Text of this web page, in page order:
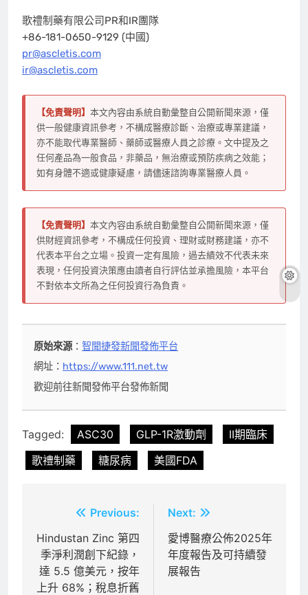
歌禮制藥有限公司PR和IR團隊
+86-181-0650-9129 (中國)
pr@ascletis.com
ir@ascletis.com
【免責聲明】 本文內容由系統自動彙整自公開新聞來源，僅
供一般健康資訊參考，不構成醫療診斷、治療或專業建議，
亦不能取代專業醫師、藥師或醫療人員之診療。文中提及之
任何產品為一般食品，非藥品，無治療或預防疾病之效能；
如有身體不適或健康疑慮，請儘速諮詢專業醫療人員。
【免責聲明】 本文內容由系統自動彙整自公開新聞來源，僅
供財經資訊參考，不構成任何投資、理財或財務建議，亦不
代表本平台之立場。投資一定有風險，過去績效不代表未來
表現，任何投資決策應由讀者自行評估並承擔風險，本平台
不對依本文所為之任何投資行為負責。
原始來源：智聞捷發新聞發佈平台
網址： https://www.111.net.tw
歡迎前往新聞發佈平台發佈新聞
Tagged: ASC30 GLP-1R激動劑
II期臨床
歌禮制藥
糖尿病 美國FDA
章
導
覽
Previous:
Hindustan Zinc 第四
季淨利潤創下紀錄，
達 5.5 億美元，按年
上升 68%；稅息折舊
Next:
愛博醫療公佈2025年
年度報告及可持續發
展報告